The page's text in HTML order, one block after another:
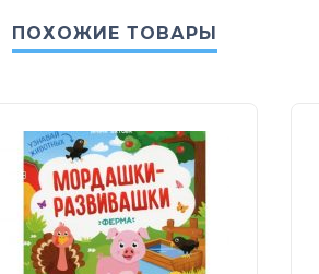
ПОХОЖИЕ ТОВАРЫ